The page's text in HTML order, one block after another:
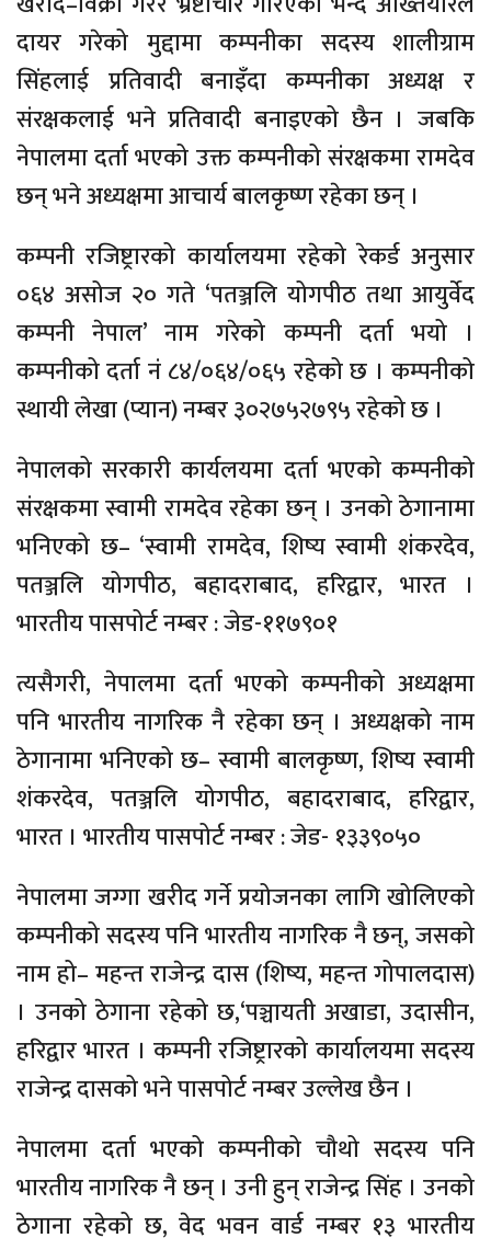
दायर गरेको मुद्दामा कम्पनीका सदस्य शालीग्राम
सिंहलाई प्रतिवादी बनाइँदा कम्पनीका अध्यक्ष र
संरक्षकलाई भने प्रतिवादी बनाइएको छैन । जबकि
नेपालमा दर्ता भएको उक्त कम्पनीको संरक्षकमा रामदेव
छन् भने अध्यक्षमा आचार्य बालकृष्ण रहेका छन् ।
कम्पनी रजिष्ट्रारको कार्यालयमा रहेको रेकर्ड अनुसार
०६४ असोज २० गते ‘पतञ्जलि योगपीठ तथा आयुर्वेद
कम्पनी नेपाल’ नाम गरेको कम्पनी दर्ता भयो ।
कम्पनीको दर्ता नं ८४/०६४/०६५ रहेको छ । कम्पनीको
स्थायी लेखा (प्यान) नम्बर ३०२७५२७९५ रहेको छ ।
नेपालको सरकारी कार्यलयमा दर्ता भएको कम्पनीको
संरक्षकमा स्वामी रामदेव रहेका छन् । उनको ठेगानामा
भनिएको छ– ‘स्वामी रामदेव, शिष्य स्वामी शंकरदेव,
पतञ्जलि योगपीठ, बहादराबाद, हरिद्वार, भारत ।
भारतीय पासपोर्ट नम्बर : जेड-११७९०१
त्यसैगरी, नेपालमा दर्ता भएको कम्पनीको अध्यक्षमा
पनि भारतीय नागरिक नै रहेका छन् । अध्यक्षको नाम
ठेगानामा भनिएको छ– स्वामी बालकृष्ण, शिष्य स्वामी
शंकरदेव, पतञ्जलि योगपीठ, बहादराबाद, हरिद्वार,
भारत । भारतीय पासपोर्ट नम्बर : जेड- १३३९०५०
नेपालमा जग्गा खरीद गर्ने प्रयोजनका लागि खोलिएको
कम्पनीको सदस्य पनि भारतीय नागरिक नै छन्, जसको
नाम हो– महन्त राजेन्द्र दास (शिष्य, महन्त गोपालदास)
। उनको ठेगाना रहेको छ,‘पञ्चायती अखाडा, उदासीन,
हरिद्वार भारत । कम्पनी रजिष्ट्रारको कार्यालयमा सदस्य
राजेन्द्र दासको भने पासपोर्ट नम्बर उल्लेख छैन ।
नेपालमा दर्ता भएको कम्पनीको चौथो सदस्य पनि
भारतीय नागरिक नै छन् । उनी हुन् राजेन्द्र सिंह । उनको
ठेगाना रहेको छ, वेद भवन वार्ड नम्बर १३ भारतीय